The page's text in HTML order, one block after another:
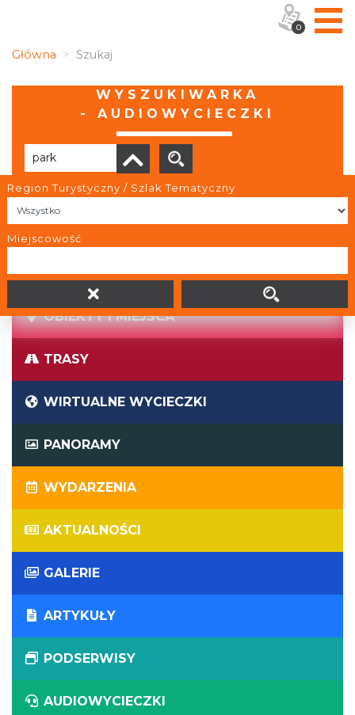
Główna Szukaj
WYSZUKIWARKA
- AUDIOWYCIECZKI
Region Turystyczny / Szlak Tematyczny
MiejscowośćBrak wyników
OBIEKTY I MIEJSCA
TRASY
WIRTUALNE WYCIECZKI
PANORAMY
WYDARZENIA
AKTUALNOŚCI
GALERIE
ARTYKUŁY
PODSERWISY
AUDIOWYCIECZKI
0